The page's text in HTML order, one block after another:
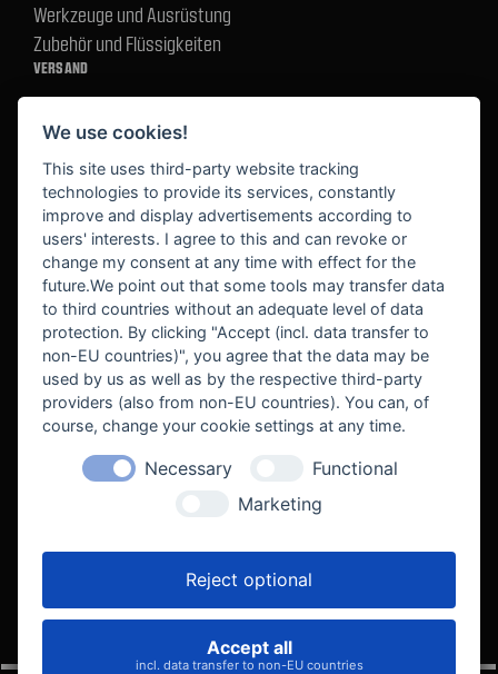
Werkzeuge und Ausrüstung
Zubehör und Flüssigkeiten
VERSAND
BEKANNT AUS
We use cookies!
This site uses third-party website tracking
technologies to provide its services, constantly
improve and display advertisements according to
users' interests. I agree to this and can revoke or
change my consent at any time with effect for the
future.We point out that some tools may transfer data
to third countries without an adequate level of data
protection. By clicking "Accept (incl. data transfer to
non-EU countries)", you agree that the data may be
used by us as well as by the respective third-party
providers (also from non-EU countries). You can, of
course, change your cookie settings at any time.
Necessary
Functional
Marketing
Reject optional
Accept all
incl. data transfer to non-EU countries